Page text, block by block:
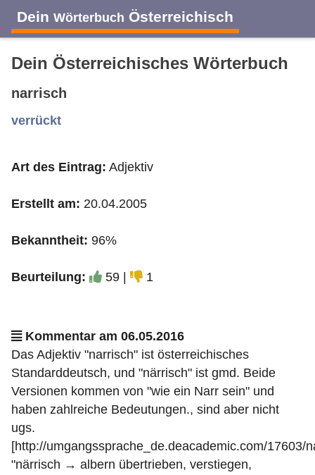
Dein Wörterbuch Österreichisch
A B
J K L M N
Dein Österreichisches Wörterbuch
narrisch
verrückt
Art des Eintrag: Adjektiv
Erstellt am: 20.04.2005
Bekanntheit: 96%
Beurteilung: 59 | 1
Kommentar am 06.05.2016
Das Adjektiv "narrisch" ist österreichisches
Standarddeutsch, und "närrisch" ist gmd. Beide
Versionen kommen von "wie ein Narr sein" und
haben zahlreiche Bedeutungen., sind aber nicht
ugs.
[http://umgangssprache_de.deacademic.com/17603/
"närrisch → albern übertrieben, verstiegen,